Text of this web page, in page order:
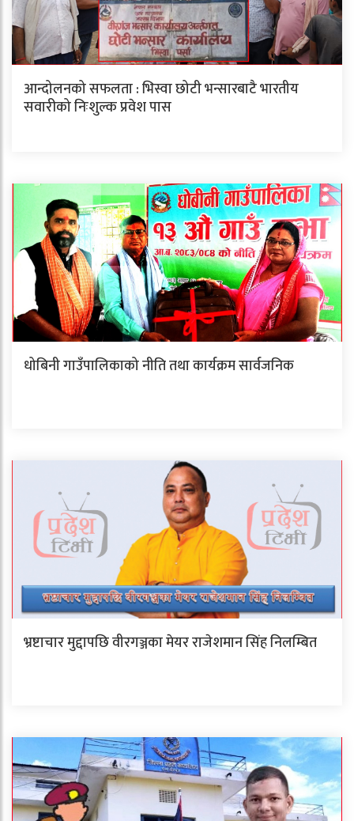
आन्दोलनको सफलता : भिस्वा छोटी भन्सारबाटै भारतीय
सवारीको निःशुल्क प्रवेश पास
धोबिनी गाउँपालिकाको नीति तथा कार्यक्रम सार्वजनिक
भ्रष्टाचार मुद्दापछि वीरगञ्जका मेयर राजेशमान सिंह निलम्बित